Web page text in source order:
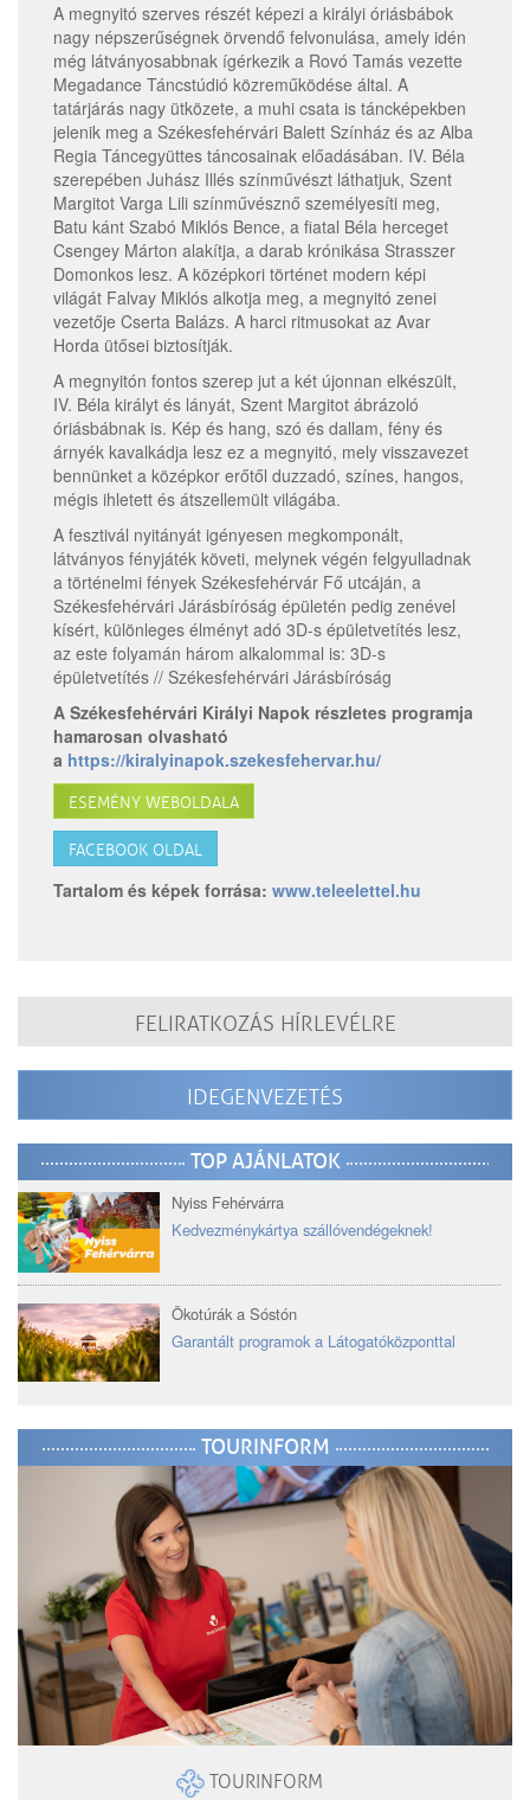
A megnyitó szerves részét képezi a királyi óriásbábok
nagy népszerűségnek örvendő felvonulása, amely idén
még látványosabbnak ígérkezik a Rovó Tamás vezette
Megadance Táncstúdió közreműködése által. A
tatárjárás nagy ütközete, a muhi csata is táncképekben
jelenik meg a Székesfehérvári Balett Színház és az Alba
Regia Táncegyüttes táncosainak előadásában. IV. Béla
szerepében Juhász Illés színművészt láthatjuk, Szent
Margitot Varga Lili színművésznő személyesíti meg,
Batu kánt Szabó Miklós Bence, a fiatal Béla herceget
Csengey Márton alakítja, a darab krónikása Strasszer
Domonkos lesz. A középkori történet modern képi
világát Falvay Miklós alkotja meg, a megnyitó zenei
vezetője Cserta Balázs. A harci ritmusokat az Avar
Horda ütősei biztosítják.
A megnyitón fontos szerep jut a két újonnan elkészült,
IV. Béla királyt és lányát, Szent Margitot ábrázoló
óriásbábnak is. Kép és hang, szó és dallam, fény és
árnyék kavalkádja lesz ez a megnyitó, mely visszavezet
bennünket a középkor erőtől duzzadó, színes, hangos,
mégis ihletett és átszellemült világába.
A fesztivál nyitányát igényesen megkomponált,
látványos fényjáték követi, melynek végén felgyulladnak
a történelmi fények Székesfehérvár Fő utcáján, a
Székesfehérvári Járásbíróság épületén pedig zenével
kísért, különleges élményt adó 3D-s épületvetítés lesz,
az este folyamán három alkalommal is: 3D-s
épületvetítés // Székesfehérvári Járásbíróság
A Székesfehérvári Királyi Napok részletes programja
hamarosan olvasható
a https://kiralyinapok.szekesfehervar.hu/
ESEMÉNY WEBOLDALA
FACEBOOK OLDAL
Tartalom és képek forrása: www.teleelettel.hu
FELIRATKOZÁS HÍRLEVÉLRE
IDEGENVEZETÉS
TOP AJÁNLATOK
Nyiss Fehérvárra
Kedvezménykártya szállóvendégeknek!
Ökotúrák a Sóstón
Garantált programok a Látogatóközponttal
TOURINFORM
TOURINFORM